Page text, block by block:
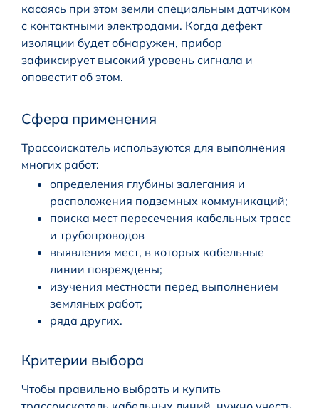
касаясь при этом земли специальным датчиком
с контактными электродами. Когда дефект
изоляции будет обнаружен, прибор
зафиксирует высокий уровень сигнала и
оповестит об этом.
Сфера применения
Трассоискатель используются для выполнения
многих работ:
определения глубины залегания и
расположения подземных коммуникаций;
поиска мест пересечения кабельных трасс
и трубопроводов
выявления мест, в которых кабельные
линии повреждены;
изучения местности перед выполнением
земляных работ;
ряда других.
Критерии выбора
Чтобы правильно выбрать и купить